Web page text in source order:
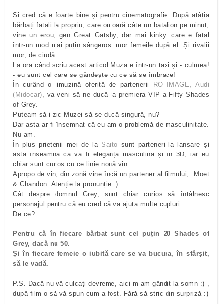
Și cred că e foarte bine și pentru cinematografie. După atâția
bărbați fatali la propriu, care omoară câte un batalion pe minut,
vine un erou, gen Great Gatsby, dar mai kinky, care e fatal
într-un mod mai puțin sângeros: mor femeile după el. Și rivalii
mor, de ciudă.
La ora când scriu acest articol Muza e într-un taxi și - culmea!
- eu sunt cel care se gândește cu ce să se îmbrace!
În curând o limuzină oferită de partenerii
RO IMAGE,Audi
(Midocar), va veni să ne ducă la premiera VIP a Fifty Shades
of Grey.
Puteam să-i zic Muzei să se ducă singură, nu?
Dar asta ar fi însemnat că eu am o problemă de masculinitate.
Nu am.
În plus prietenii mei de la Sarto sunt parteneri la lansare și
asta înseamnă că va fi eleganță masculină și în 3D, iar eu
chiar sunt curios cu ce linie nouă vin.
Apropo de vin, din zonă vine încă un partener al filmului, Moet
& Chandon. Atenție la pronunție :)
Cât despre domnul Grey, sunt chiar curios să întâlnesc
personajul pentru că eu cred că va ajuta multe cupluri.
De ce?
Pentru că în fiecare bărbat sunt cel puțin 20 Shades of
Grey, dacă nu 50.
Și în fiecare femeie o iubită care se va bucura, în sfârșit,
să le vadă.
P.S. Dacă nu vă culcați devreme, aici m-am gândit la somn :) ,
după film o să vă spun cum a fost. Fără să stric din surpriză :)